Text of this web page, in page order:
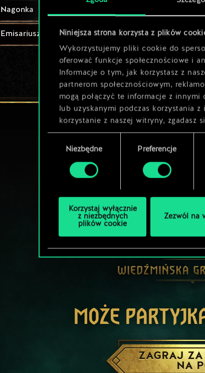
Niniejsza strona korzysta z plików
Wykorzystujemy pliki cookie do
oferować funkcje społecznościowe i
Informacje o tym, jak korzystasz z
partnerom społecznościowym,
mogą połączyć te informacje z
lub uzyskanymi podczas korzystania z
korzystanie z naszej witryny, zgadasz
zgodyNiezbędne Preferencje
Korzystaj wyłącznie
z niezbędnych
plików cookie
Zezwól na
Nagonka
Emisariusz x2
MOŻE
ZAGRAJ
NA